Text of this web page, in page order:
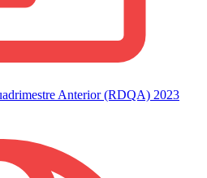
Anterior (RDQA) 2023